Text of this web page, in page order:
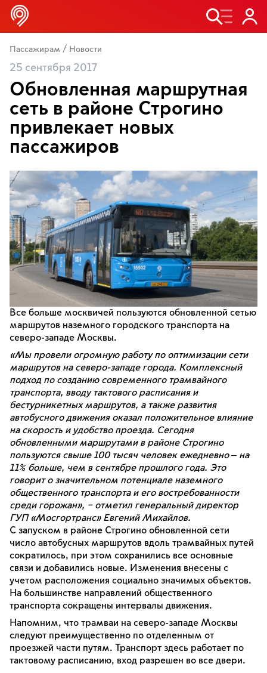
Пассажирам / Новости
25 сентября 2017
Обновленная маршрутная
сеть в районе Строгино
привлекает новых
пассажиров
Все больше москвичей пользуются обновленной сетью
маршрутов наземного городского транспорта на
северо-западе Москвы.
«Мы провели огромную работу по оптимизации сети
маршрутов на северо-западе города. Комплексный
подход по созданию современного трамвайного
транспорта, вводу тактового расписания и
бестурникетных маршрутов, а также развития
автобусного движения оказал положительное влияние
на скорость и удобство проезда. Сегодня
обновленными маршрутами в районе Строгино
пользуются свыше 100 тысяч человек ежедневно ‒ на
11% больше, чем в сентябре прошлого года. Это
говорит о значительном потенциале наземного
общественного транспорта и его востребованности
среди горожан», – отметил генеральный директор
ГУП «Мосгортранс» Евгений Михайлов.
С запуском в районе Строгино обновленной сети
число автобусных маршрутов вдоль трамвайных путей
сократилось, при этом сохранились все основные
связи и добавились новые. Изменения внесены с
учетом расположения социально значимых объектов.
На большинстве направлений общественного
транспорта сокращены интервалы движения.
Напомним, что трамваи на северо-западе Москвы
следуют преимущественно по отделенным от
проезжей части путям. Транспорт здесь работает по
тактовому расписанию, вход разрешен во все двери.